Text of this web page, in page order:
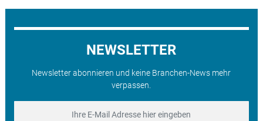
NEWSLETTER
Newsletter abonnieren und keine Branchen-News mehr
verpassen.